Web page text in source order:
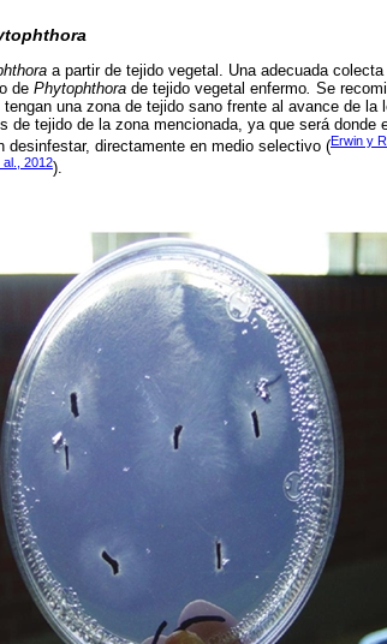
a partir de tejido vegetal. Una adecuada
de Phytophthora de tejido vegetal enfermo. Se
una zona de tejido sano frente al avance de la
de tejido de la zona mencionada, ya que será
desinfestar, directamente en medio selectivo (Erwin y
al., 2012).